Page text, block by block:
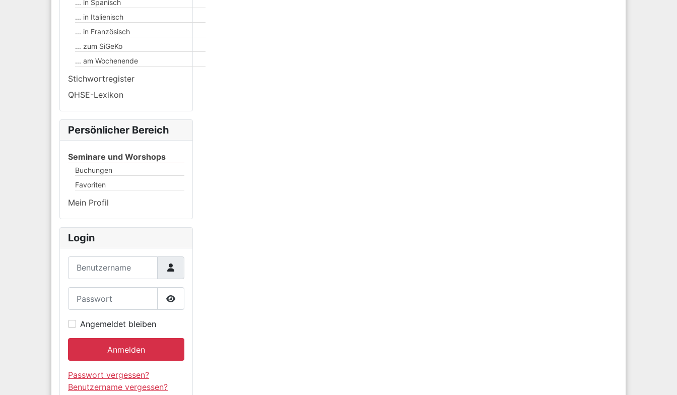
... in Spanisch
... in Italienisch
... in Französisch
... zum SiGeKo
... am Wochenende
Stichwortregister
QHSE-Lexikon
Persönlicher Bereich
Seminare und Worshops
Buchungen
Favoriten
Mein Profil
Login
Passwort anzeigen
Angemeldet bleiben
Anmelden
Passwort vergessen?
Benutzername vergessen?